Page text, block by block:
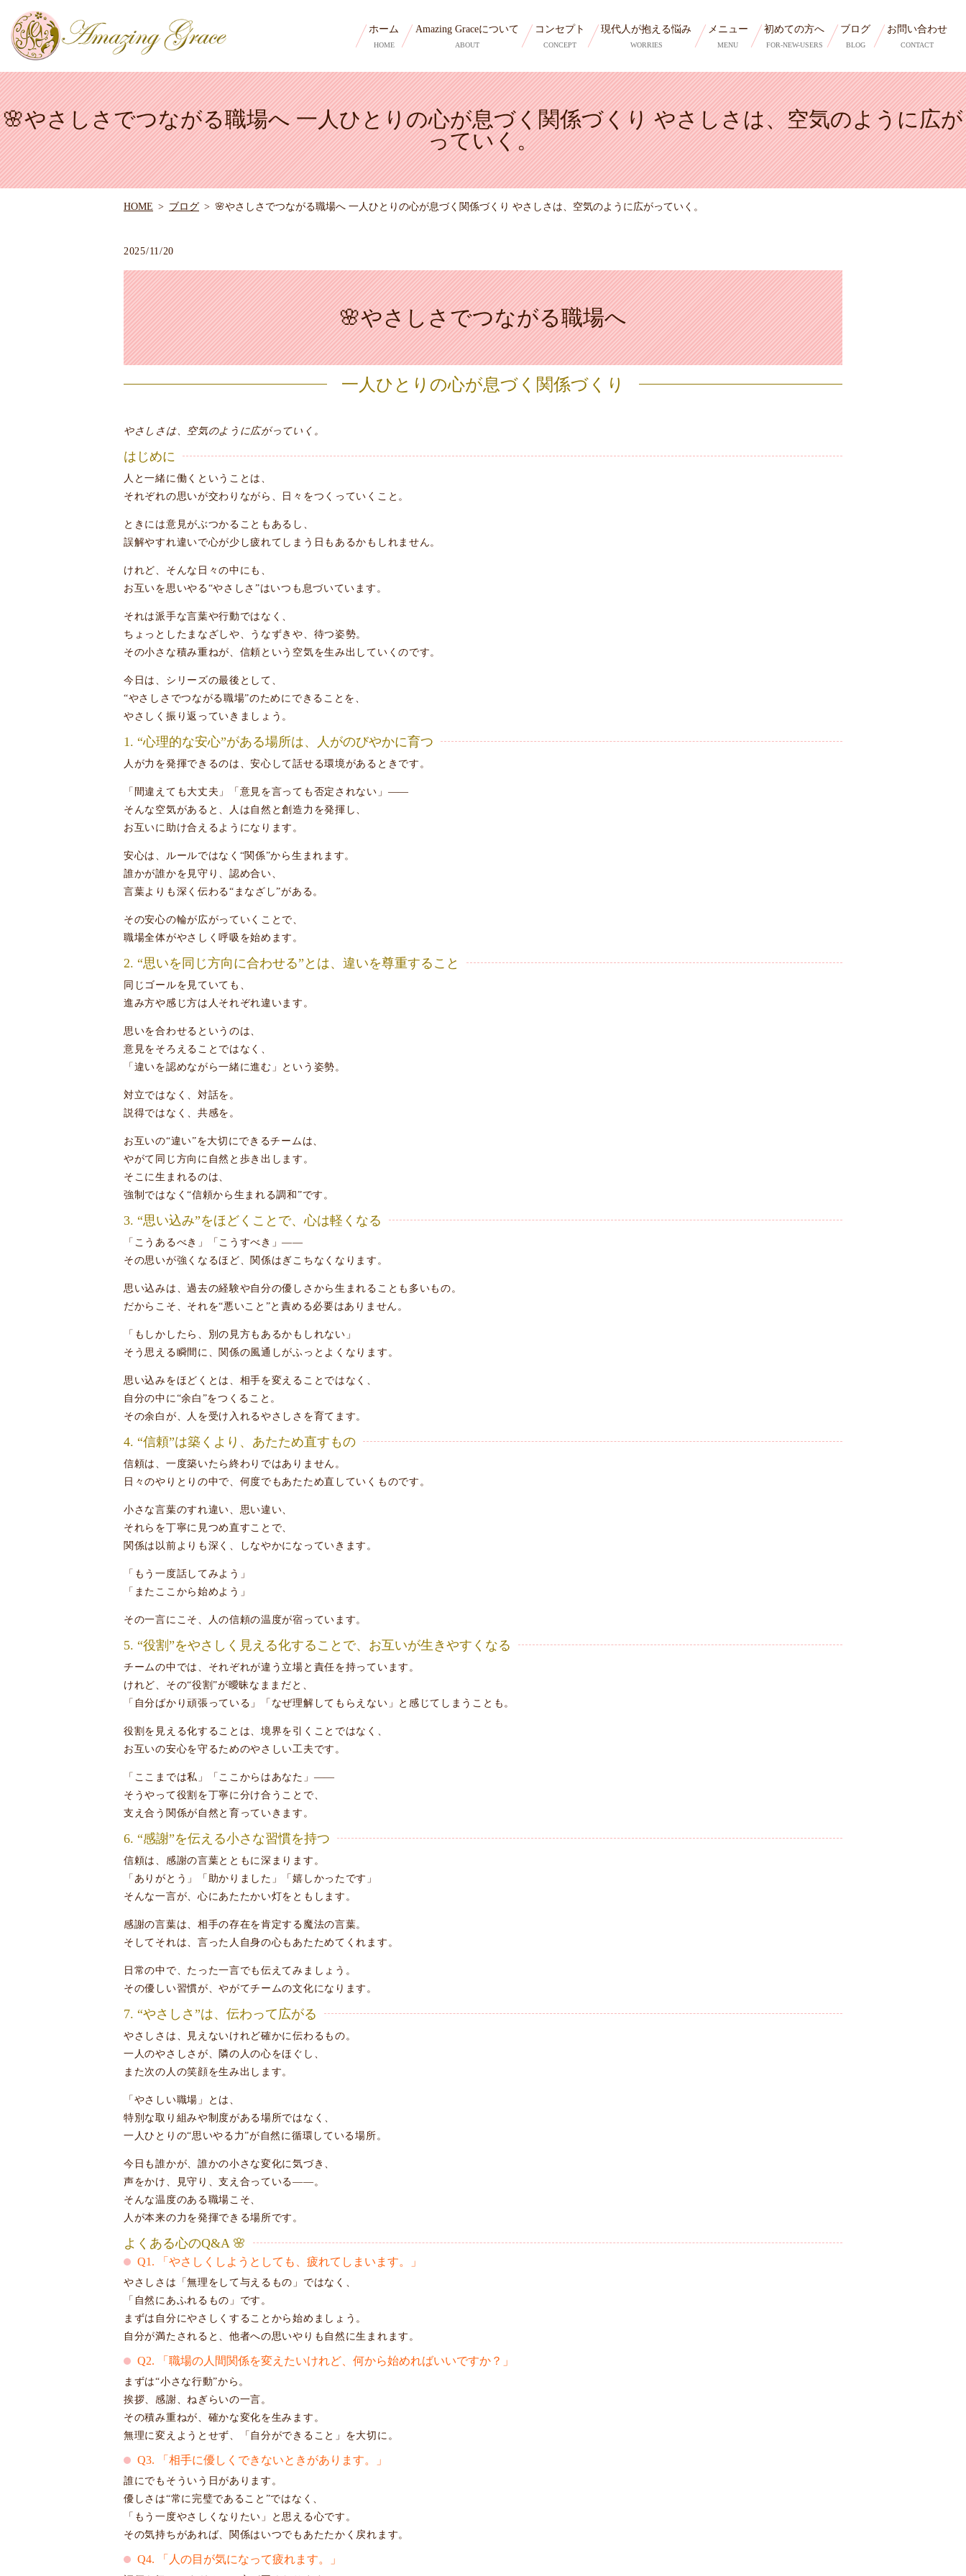
ホーム
HOME
Amazing Graceについて
ABOUT
コンセプト
CONCEPT
現代人が抱える悩み
WORRIES
メニュー
MENU
初めての方へ
FOR-NEW-USERS
ブログ
BLOG
お問い合わせ
CONTACT
🌸やさしさでつながる職場へ 一人ひとりの心が息づく関係づくり やさしさは、空気のように広が
っていく。
HOME ブログ 🌸やさしさでつながる職場へ 一人ひとりの心が息づく関係づくり やさしさは、空気のように広がっていく。
2025/11/20
🌸やさしさでつながる職場へ
一人ひとりの心が息づく関係づくり
やさしさは、空気のように広がっていく。
はじめに
人と一緒に働くということは、
それぞれの思いが交わりながら、日々をつくっていくこと。
ときには意見がぶつかることもあるし、
誤解やすれ違いで心が少し疲れてしまう日もあるかもしれません。
けれど、そんな日々の中にも、
お互いを思いやる“やさしさ”はいつも息づいています。
それは派手な言葉や行動ではなく、
ちょっとしたまなざしや、うなずきや、待つ姿勢。
その小さな積み重ねが、信頼という空気を生み出していくのです。
今日は、シリーズの最後として、
“やさしさでつながる職場”のためにできることを、
やさしく振り返っていきましょう。
1. “心理的な安心”がある場所は、人がのびやかに育つ
人が力を発揮できるのは、安心して話せる環境があるときです。
「間違えても大丈夫」「意見を言っても否定されない」――
そんな空気があると、人は自然と創造力を発揮し、
お互いに助け合えるようになります。
安心は、ルールではなく“関係”から生まれます。
誰かが誰かを見守り、認め合い、
言葉よりも深く伝わる“まなざし”がある。
その安心の輪が広がっていくことで、
職場全体がやさしく呼吸を始めます。
2. “思いを同じ方向に合わせる”とは、違いを尊重すること
同じゴールを見ていても、
進み方や感じ方は人それぞれ違います。
思いを合わせるというのは、
意見をそろえることではなく、
「違いを認めながら一緒に進む」という姿勢。
対立ではなく、対話を。
説得ではなく、共感を。
お互いの“違い”を大切にできるチームは、
やがて同じ方向に自然と歩き出します。
そこに生まれるのは、
強制ではなく“信頼から生まれる調和”です。
3. “思い込み”をほどくことで、心は軽くなる
「こうあるべき」「こうすべき」――
その思いが強くなるほど、関係はぎこちなくなります。
思い込みは、過去の経験や自分の優しさから生まれることも多いもの。
だからこそ、それを“悪いこと”と責める必要はありません。
「もしかしたら、別の見方もあるかもしれない」
そう思える瞬間に、関係の風通しがふっとよくなります。
思い込みをほどくとは、相手を変えることではなく、
自分の中に“余白”をつくること。
その余白が、人を受け入れるやさしさを育てます。
4. “信頼”は築くより、あたため直すもの
信頼は、一度築いたら終わりではありません。
日々のやりとりの中で、何度でもあたため直していくものです。
小さな言葉のすれ違い、思い違い、
それらを丁寧に見つめ直すことで、
関係は以前よりも深く、しなやかになっていきます。
「もう一度話してみよう」
「またここから始めよう」
その一言にこそ、人の信頼の温度が宿っています。
5. “役割”をやさしく見える化することで、お互いが生きやすくなる
チームの中では、それぞれが違う立場と責任を持っています。
けれど、その“役割”が曖昧なままだと、
「自分ばかり頑張っている」「なぜ理解してもらえない」と感じてしまうことも。
役割を見える化することは、境界を引くことではなく、
お互いの安心を守るためのやさしい工夫です。
「ここまでは私」「ここからはあなた」――
そうやって役割を丁寧に分け合うことで、
支え合う関係が自然と育っていきます。
6. “感謝”を伝える小さな習慣を持つ
信頼は、感謝の言葉とともに深まります。
「ありがとう」「助かりました」「嬉しかったです」
そんな一言が、心にあたたかい灯をともします。
感謝の言葉は、相手の存在を肯定する魔法の言葉。
そしてそれは、言った人自身の心もあたためてくれます。
日常の中で、たった一言でも伝えてみましょう。
その優しい習慣が、やがてチームの文化になります。
7. “やさしさ”は、伝わって広がる
やさしさは、見えないけれど確かに伝わるもの。
一人のやさしさが、隣の人の心をほぐし、
また次の人の笑顔を生み出します。
「やさしい職場」とは、
特別な取り組みや制度がある場所ではなく、
一人ひとりの“思いやる力”が自然に循環している場所。
今日も誰かが、誰かの小さな変化に気づき、
声をかけ、見守り、支え合っている――。
そんな温度のある職場こそ、
人が本来の力を発揮できる場所です。
よくある心のQ&A 🌸
Q1. 「やさしくしようとしても、疲れてしまいます。」
やさしさは「無理をして与えるもの」ではなく、
「自然にあふれるもの」です。
まずは自分にやさしくすることから始めましょう。
自分が満たされると、他者への思いやりも自然に生まれます。
Q2. 「職場の人間関係を変えたいけれど、何から始めればいいですか？」
まずは“小さな行動”から。
挨拶、感謝、ねぎらいの一言。
その積み重ねが、確かな変化を生みます。
無理に変えようとせず、「自分ができること」を大切に。
Q3. 「相手に優しくできないときがあります。」
誰にでもそういう日があります。
優しさは“常に完璧であること”ではなく、
「もう一度やさしくなりたい」と思える心です。
その気持ちがあれば、関係はいつでもあたたかく戻れます。
Q4. 「人の目が気になって疲れます。」